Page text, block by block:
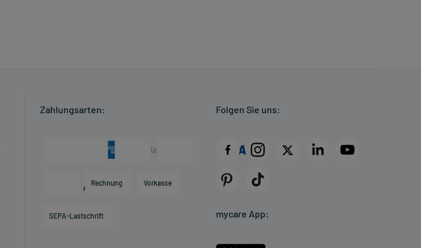
Zahlungsarten:
Rechnung Vorkasse
SEPA-Lastschrift
Folgen Sie uns:
mycare App: